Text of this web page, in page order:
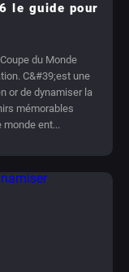
le guide pour
du Monde
C&#39;est une
or de dynamiser la
mémorables
monde ent...